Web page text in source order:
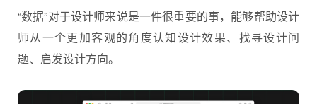
“数据”对于设计师来说是一件很重要的事，能够帮助设计
师从一个更加客观的角度认知设计效果、找寻设计问
题、启发设计方向。